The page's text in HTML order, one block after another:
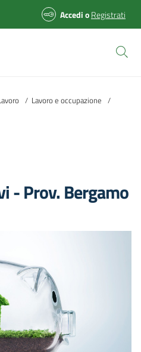
AccedioRegistrati
/ Lavoro e occupazione /
- Prov. Bergamo